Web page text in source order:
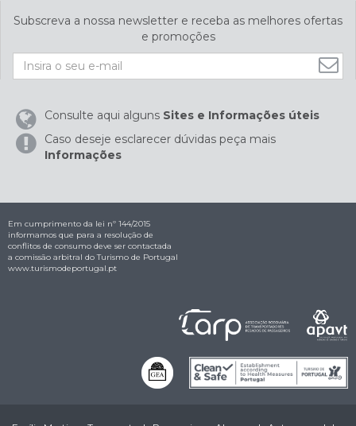
Subscreva a nossa newsletter e receba as melhores ofertas
e promoções
Consulte aqui alguns Sites e Informações úteis
Caso deseje esclarecer dúvidas peça mais
Informações
Em cumprimento da lei nº 144/2015
informamos que para a resolução de
conflitos de consumo deve ser contactada
a comissão arbitral do Turismo de Portugal
www.turismodeportugal.pt